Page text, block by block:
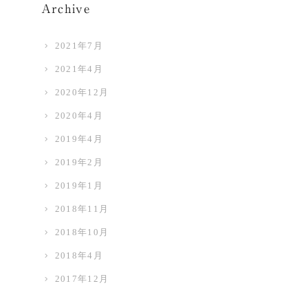
Archive
2021年7月
2021年4月
2020年12月
2020年4月
2019年4月
2019年2月
2019年1月
2018年11月
2018年10月
2018年4月
2017年12月